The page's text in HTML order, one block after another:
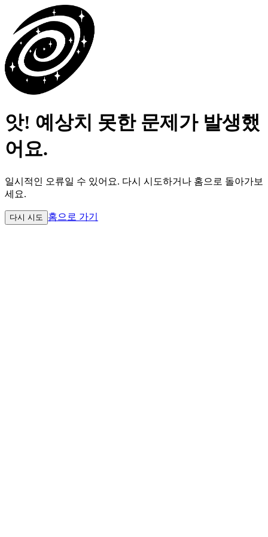
앗! 예상치 못한 문제가 발생했
어요.
일시적인 오류일 수 있어요. 다시 시도하거나 홈으로 돌아가보
세요.
다시 시도 홈으로 가기